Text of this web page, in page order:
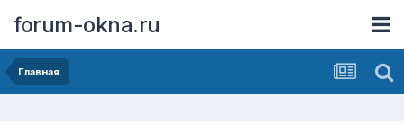
forum-okna.ru
Главная